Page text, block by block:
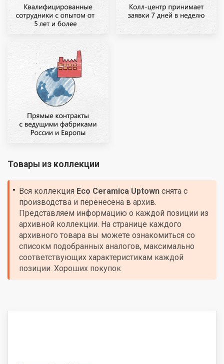
Товары из коллекции
Вся коллекция Eco Ceramica Uptown снята с
производства и перенесена в архив.
Представляем информацию о каждой позиции из
архивной коллекции. На странице каждого
архивного товара вы можете ознакомиться со
списокм подобранных аналогов, максимально
соответствующих характеристикам каждой
позиции. Хороших покупок